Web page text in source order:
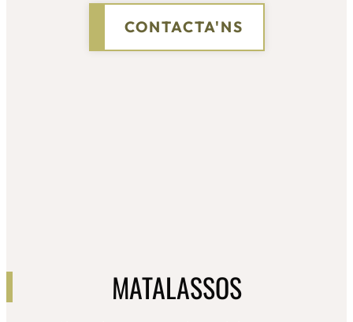
CONTACTA'NS
MATALASSOS